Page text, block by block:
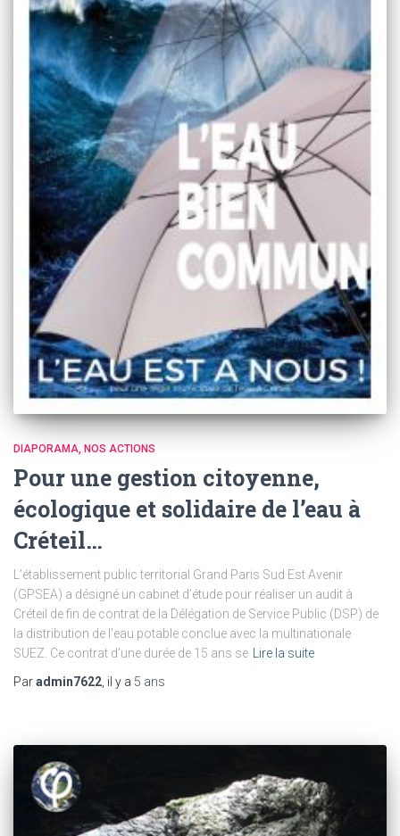
DIAPORAMA NOS ACTIONS
Pour une gestion citoyenne,
écologique et solidaire de l’eau à
Créteil…
L’établissement public territorial Grand Paris Sud Est Avenir
(GPSEA) a désigné un cabinet d’étude pour réaliser un audit à
Créteil de fin de contrat de la Délégation de Service Public (DSP) de
la distribution de l’eau potable conclue avec la multinationale
SUEZ. Ce contrat d’une durée de 15 ans se Lire la suite
Paradmin7622, il y a 5 ans